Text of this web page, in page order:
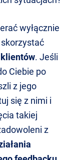
wyłącznie
. Jeśli
Ciebie po
z jego
się z nimi i
takiej
z